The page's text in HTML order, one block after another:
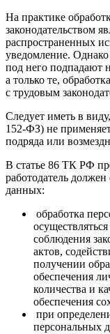
На практике
законодательством
распространенных
уведомление. Однако
под него подпадают
а только те,
с трудовым
Следует иметь в
152-ФЗ) не
подряда или
В статье 86 ТК РФ
работодатель
данных:
обработка
соблюдения
актов,
получении
обеспечения
количества и
обеспечения
при
персональных